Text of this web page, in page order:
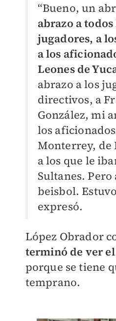
“Bueno, un
abrazo a todos
jugadores, a
a los
Leones de
abrazo a los
directivos, a
González, mi
los
Monterrey, de
a los que le
Sultanes. Pero
beisbol.
expresó.
López Obrador
terminó de ver
porque se tiene
temprano.